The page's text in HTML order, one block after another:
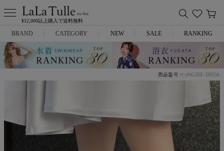
¥12,000以上購入で送料無料
BRAND
Anella
ROBE de FLEURS
Glossy
CATEGORY
ミニドレス
ロングドレス
キャバヒール
NEW SALE RANKING
商品番号 rt-sh6288-188bk